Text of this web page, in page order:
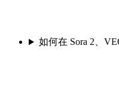
如何在 Sora 2、